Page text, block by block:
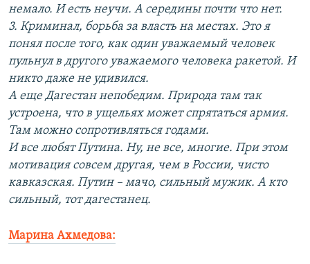
немало. И есть неучи. А середины почти что нет.
3. Криминал, борьба за власть на местах. Это я
понял после того, как один уважаемый человек
пульнул в другого уважаемого человека ракетой. И
никто даже не удивился.
А еще Дагестан непобедим. Природа там так
устроена, что в ущельях может спрятаться армия.
Там можно сопротивляться годами.
И все любят Путина. Ну, не все, многие. При этом
мотивация совсем другая, чем в России, чисто
кавказская. Путин – мачо, сильный мужик. А кто
сильный, тот дагестанец.
Марина Ахмедова: